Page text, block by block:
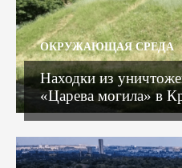
ОКРУЖАЮЩАЯ СРЕДА
Находки из
«Царева могила» в